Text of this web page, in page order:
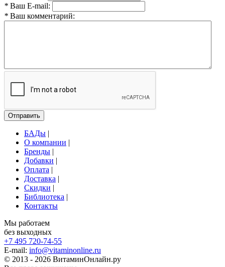
* Ваш E-mail:
* Ваш комментарий:
Отправить
БАДы |
О компании |
Бренды |
Добавки |
Оплата |
Доставка |
Скидки |
Библиотека |
Контакты
Мы работаем
без выходных
+7 495 720-74-55
E-mail: info@vitaminonline.ru
© 2013 - 2026 ВитаминОнлайн.ру